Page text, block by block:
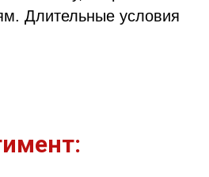
Длительные условия